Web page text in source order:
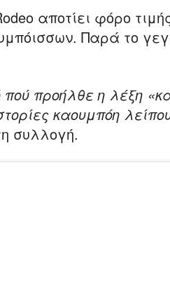
αποτίει φόρο
Παρά το
προήλθε η λέξη
καουμπόη
συλλογή.